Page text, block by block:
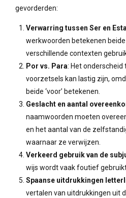
gevorderden:
Verwarring tussen Ser en
werkwoorden betekenen beide
verschillende contexten
Por vs. Para: Het
voorzetsels kan lastig zijn,
beide ‘voor’ betekenen.
Geslacht en aantal
naamwoorden moeten
en het aantal van de
waarnaar ze verwijzen.
Verkeerd gebruik van de
wijs wordt vaak foutief
Spaanse uitdrukkingen
vertalen van uitdrukkingen uit